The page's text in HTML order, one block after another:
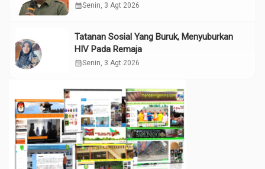
calendar_monthSenin, 3 Agt 2026
Tatanan Sosial Yang Buruk, Menyuburkan
HIV Pada Remaja
calendar_monthSenin, 3 Agt 2026